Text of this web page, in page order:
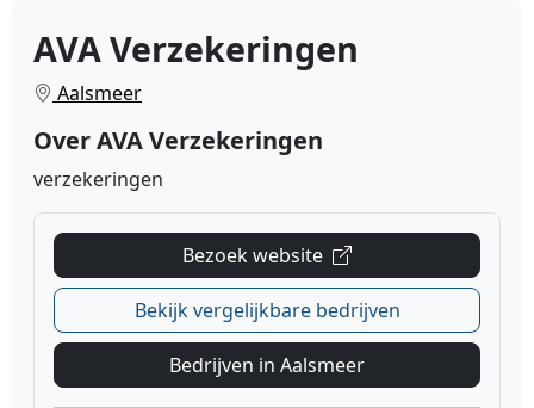
AVA Verzekeringen
Aalsmeer
Over AVA Verzekeringen
verzekeringen
Bezoek website
Bekijk vergelijkbare bedrijven
Bedrijven in Aalsmeer